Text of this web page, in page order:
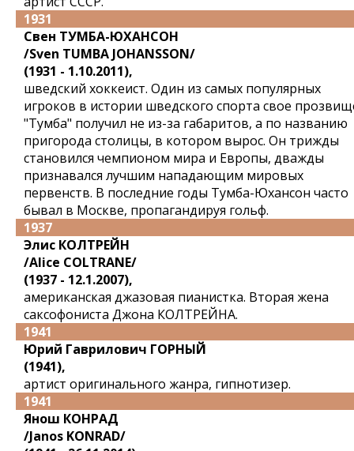
1931
Свен ТУМБА-ЮХАНСОН
/Sven TUMBA JOHANSSON/
(1931 - 1.10.2011),
шведский хоккеист. Один из самых популярных
игроков в истории шведского спорта свое
"Тумба" получил не из-за габаритов, а по названию
пригорода столицы, в котором вырос. Он трижды
становился чемпионом мира и Европы, дважды
признавался лучшим нападающим мировых
первенств. В последние годы Тумба-Юхансон часто
бывал в Москве, пропагандируя гольф.
1937
Элис КОЛТРЕЙН
/Alice COLTRANE/
(1937 - 12.1.2007),
американская джазовая пианистка. Вторая жена
саксофониста Джона КОЛТРЕЙНА.
1941
Юрий Гаврилович ГОРНЫЙ
(1941),
артист оригинального жанра, гипнотизер.
1941
Янош КОНРАД
/Janos KONRAD/